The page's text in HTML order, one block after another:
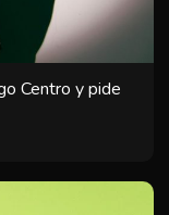
Centro y pide